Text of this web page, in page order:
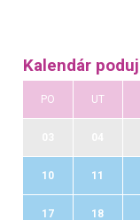
Kalendár
PO UT
10 11
17 18